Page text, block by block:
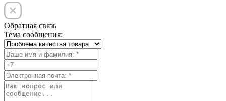
Обратная связь
Тема сообщения: